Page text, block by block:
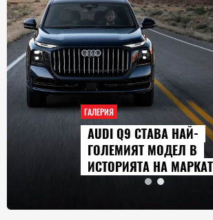
ГАЛЕРИЯ
AUDI Q9 СТАВА НАЙ-
ГОЛЕМИЯТ МОДЕЛ В
ИСТОРИЯТА НА